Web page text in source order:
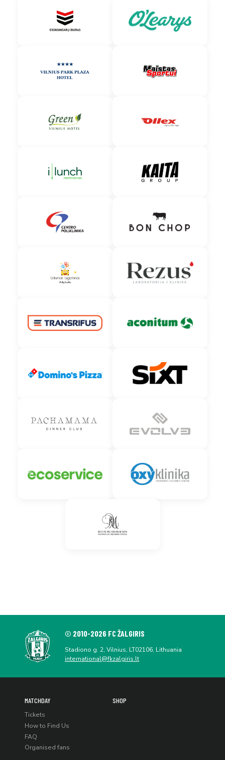
© 2010-2026 FC ŽALGIRIS
Stadiono g. 2, Vilnius, LT02106, Lithuania
international@fkzalgiris.lt
MATCHDAY
Tickets
How to Find Us
FAQ
Organised fans
SHOP